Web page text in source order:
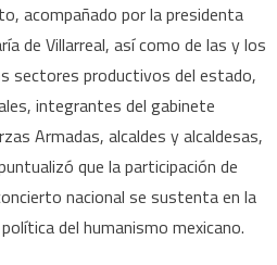
acompañado por la presidenta
de Villarreal, así como de las y los
sectores productivos del estado,
integrantes del gabinete
Armadas, alcaldes y alcaldesas,
que la participación de
nacional se sustenta en la
del humanismo mexicano.